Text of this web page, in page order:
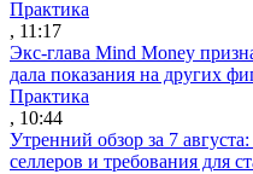
Практика
, 11:17
Экс-глава Mind Money
дала показания на других
Практика
, 10:44
Утренний обзор за 7
селлеров и требования для